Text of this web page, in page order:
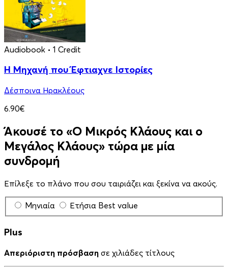
Audiobook • 1 Credit
Η Μηχανή που Έφτιαχνε Ιστορίες
Δέσποινα Ηρακλέους
6.90€
Άκουσέ το «Ο Μικρός Κλάους και ο
Μεγάλος Κλάους» τώρα με μία
συνδρομή
Επίλεξε το πλάνο που σου ταιριάζει και ξεκίνα να ακούς.
Μηνιαία Ετήσια Best value
Plus
Απεριόριστη πρόσβαση σε χιλιάδες τίτλους